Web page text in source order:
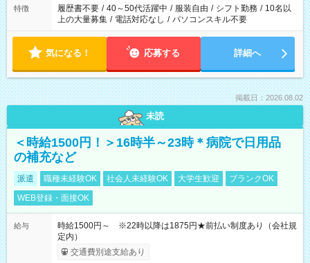
合は応募できません。
特徴 履歴書不要 / 40～50代活躍中 / 服装自由 / シフト勤務 / 10名以
上の大量募集 / 電話対応なし / パソコンスキル不要
気になる！ 応募する 詳細へ
掲載日：2026.08.02
未読
＜時給1500円！＞16時半～23時＊病院で日用品
の補充など
派遣 職種未経験OK 社会人未経験OK 大学生歓迎
ブランクOK
WEB登録・面接OK
給与
時給1500円～ ※22時以降は1875円★前払い制度あり（会社規
定内）
交通費別途支給あり